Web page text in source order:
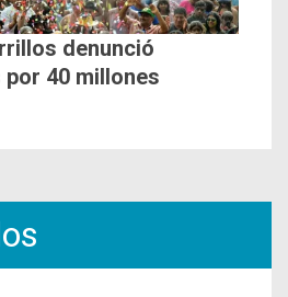
denunció
40 millones